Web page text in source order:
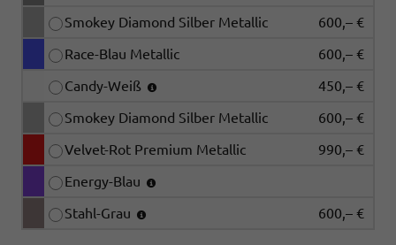
Smokey Diamond Silber Metallic
600,– €
Race-Blau Metallic
600,– €
Candy-Weiß
450,– €
Smokey Diamond Silber Metallic
600,– €
Velvet-Rot Premium Metallic
990,– €
Energy-Blau
Stahl-Grau
600,– €